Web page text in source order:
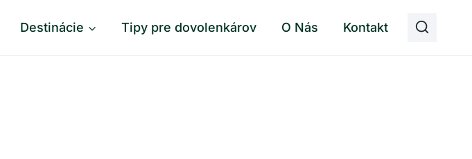
Destinácie Tipy pre dovolenkárov O Nás Kontakt